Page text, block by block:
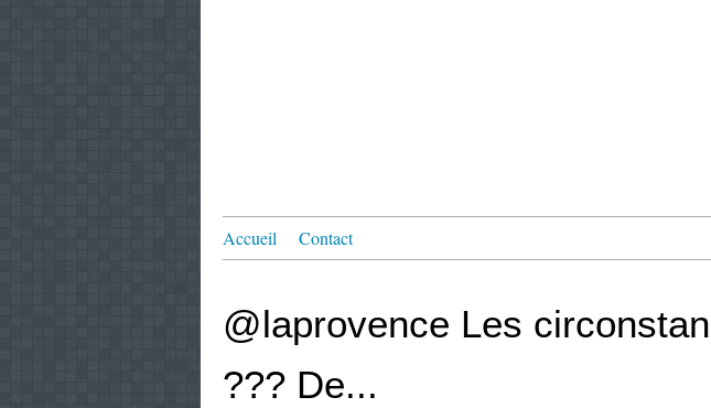
Accueil Contact
@laprovence Les
??? De...